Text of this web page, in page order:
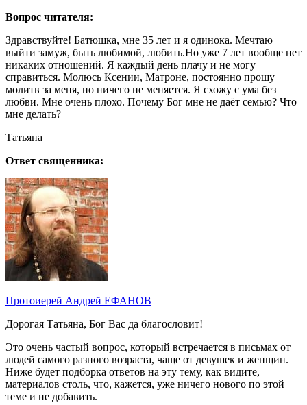
Вопрос читателя:
Здравствуйте! Батюшка, мне 35 лет и я одинока. Мечтаю
выйти замуж, быть любимой, любить.Но уже 7 лет вообще нет
никаких отношений. Я каждый день плачу и не могу
справиться. Молюсь Ксении, Матроне, постоянно прошу
молитв за меня, но ничего не меняется. Я схожу с ума без
любви. Мне очень плохо. Почему Бог мне не даёт семью? Что
мне делать?
Татьяна
Ответ священника:
Протоиерей Андрей ЕФАНОВ
Дорогая Татьяна, Бог Вас да благословит!
Это очень частый вопрос, который встречается в письмах от
людей самого разного возраста, чаще от девушек и женщин.
Ниже будет подборка ответов на эту тему, как видите,
материалов столь, что, кажется, уже ничего нового по этой
теме и не добавить.